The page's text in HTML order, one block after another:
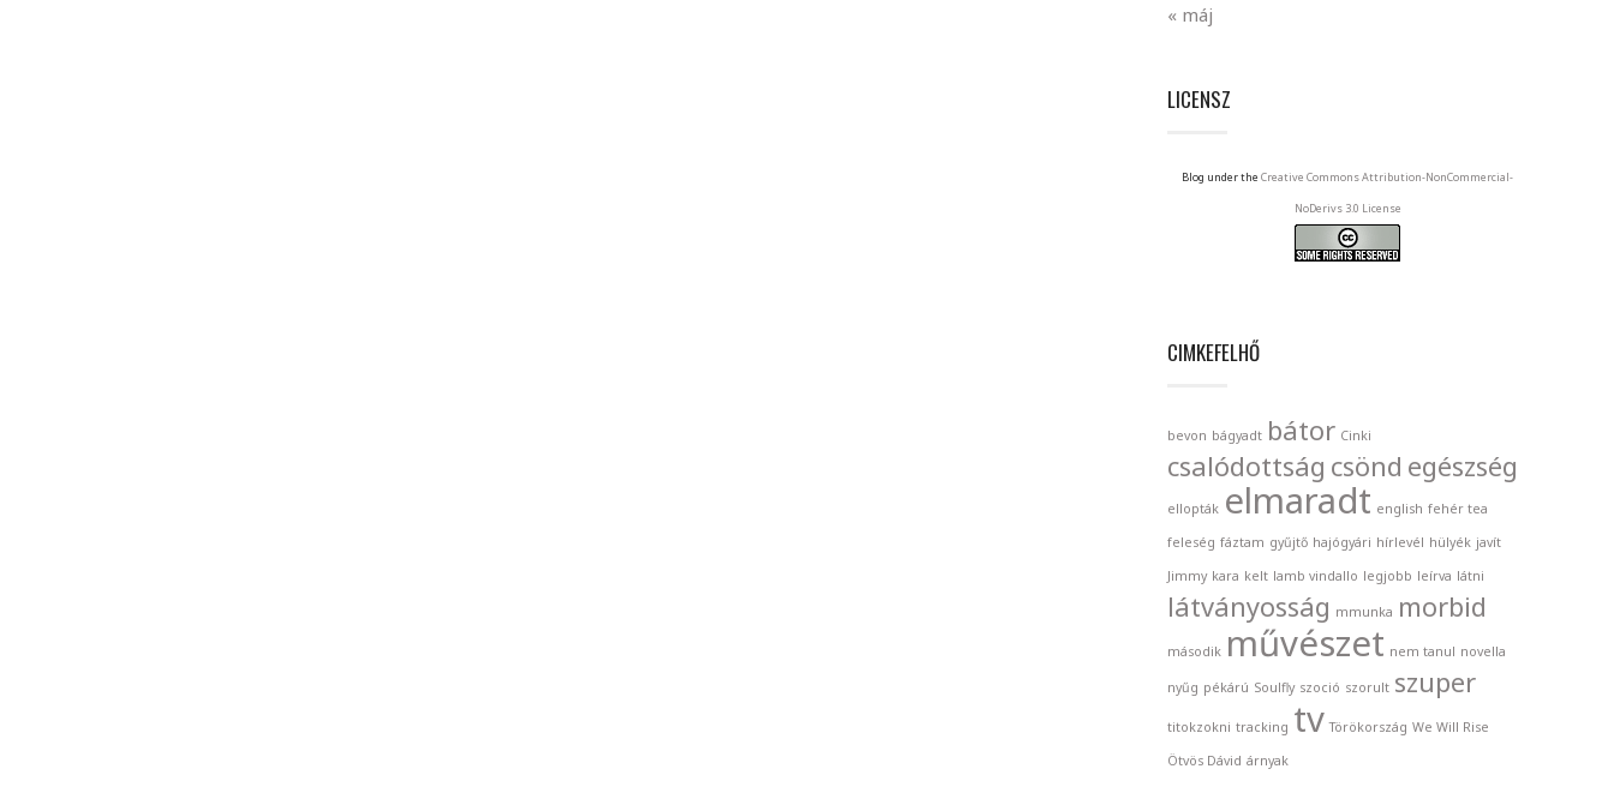
« máj
LICENSZ
Blog under the Creative Commons Attribution-NonCommercial-
NoDerivs 3.0 License
CIMKEFELHŐ
bevon bágyadt bátor Cinki
csalódottság csönd egészség
ellopták elmaradt english fehér tea
feleség fáztam gyűjtő hajógyári hírlevél hülyék javít
Jimmy kara kelt lamb vindallo legjobb leírva látni
látványosság mmunka morbid
második művészet nem tanul novella
nyűg pékárú Soulfly szoció szorult szuper
titokzokni tracking tv Törökország We Will Rise
Ötvös Dávid árnyak